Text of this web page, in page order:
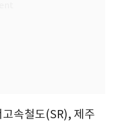
속철도(SR), 제주